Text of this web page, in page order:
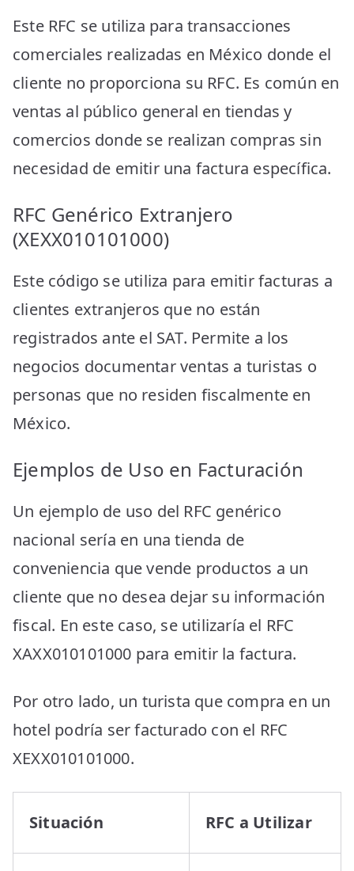
Este RFC se utiliza para transacciones
comerciales realizadas en México donde el
cliente no proporciona su RFC. Es común en
ventas al público general en tiendas y
comercios donde se realizan compras sin
necesidad de emitir una factura específica.
RFC Genérico Extranjero
(XEXX010101000)
Este código se utiliza para emitir facturas a
clientes extranjeros que no están
registrados ante el SAT. Permite a los
negocios documentar ventas a turistas o
personas que no residen fiscalmente en
México.
Ejemplos de Uso en Facturación
Un ejemplo de uso del RFC genérico
nacional sería en una tienda de
conveniencia que vende productos a un
cliente que no desea dejar su información
fiscal. En este caso, se utilizaría el RFC
XAXX010101000 para emitir la factura.
Por otro lado, un turista que compra en un
hotel podría ser facturado con el RFC
XEXX010101000.
Situación RFC a Utilizar